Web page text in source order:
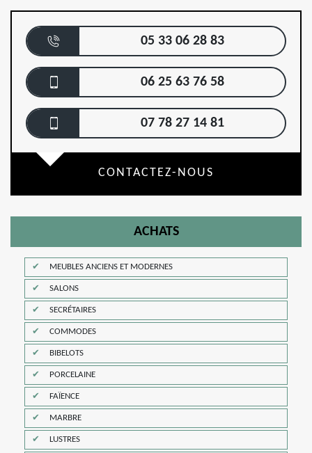
05 33 06 28 83
06 25 63 76 58
07 78 27 14 81
CONTACTEZ-NOUS
ACHATS
MEUBLES ANCIENS ET MODERNES
SALONS
SECRÉTAIRES
COMMODES
BIBELOTS
PORCELAINE
FAÏENCE
MARBRE
LUSTRES